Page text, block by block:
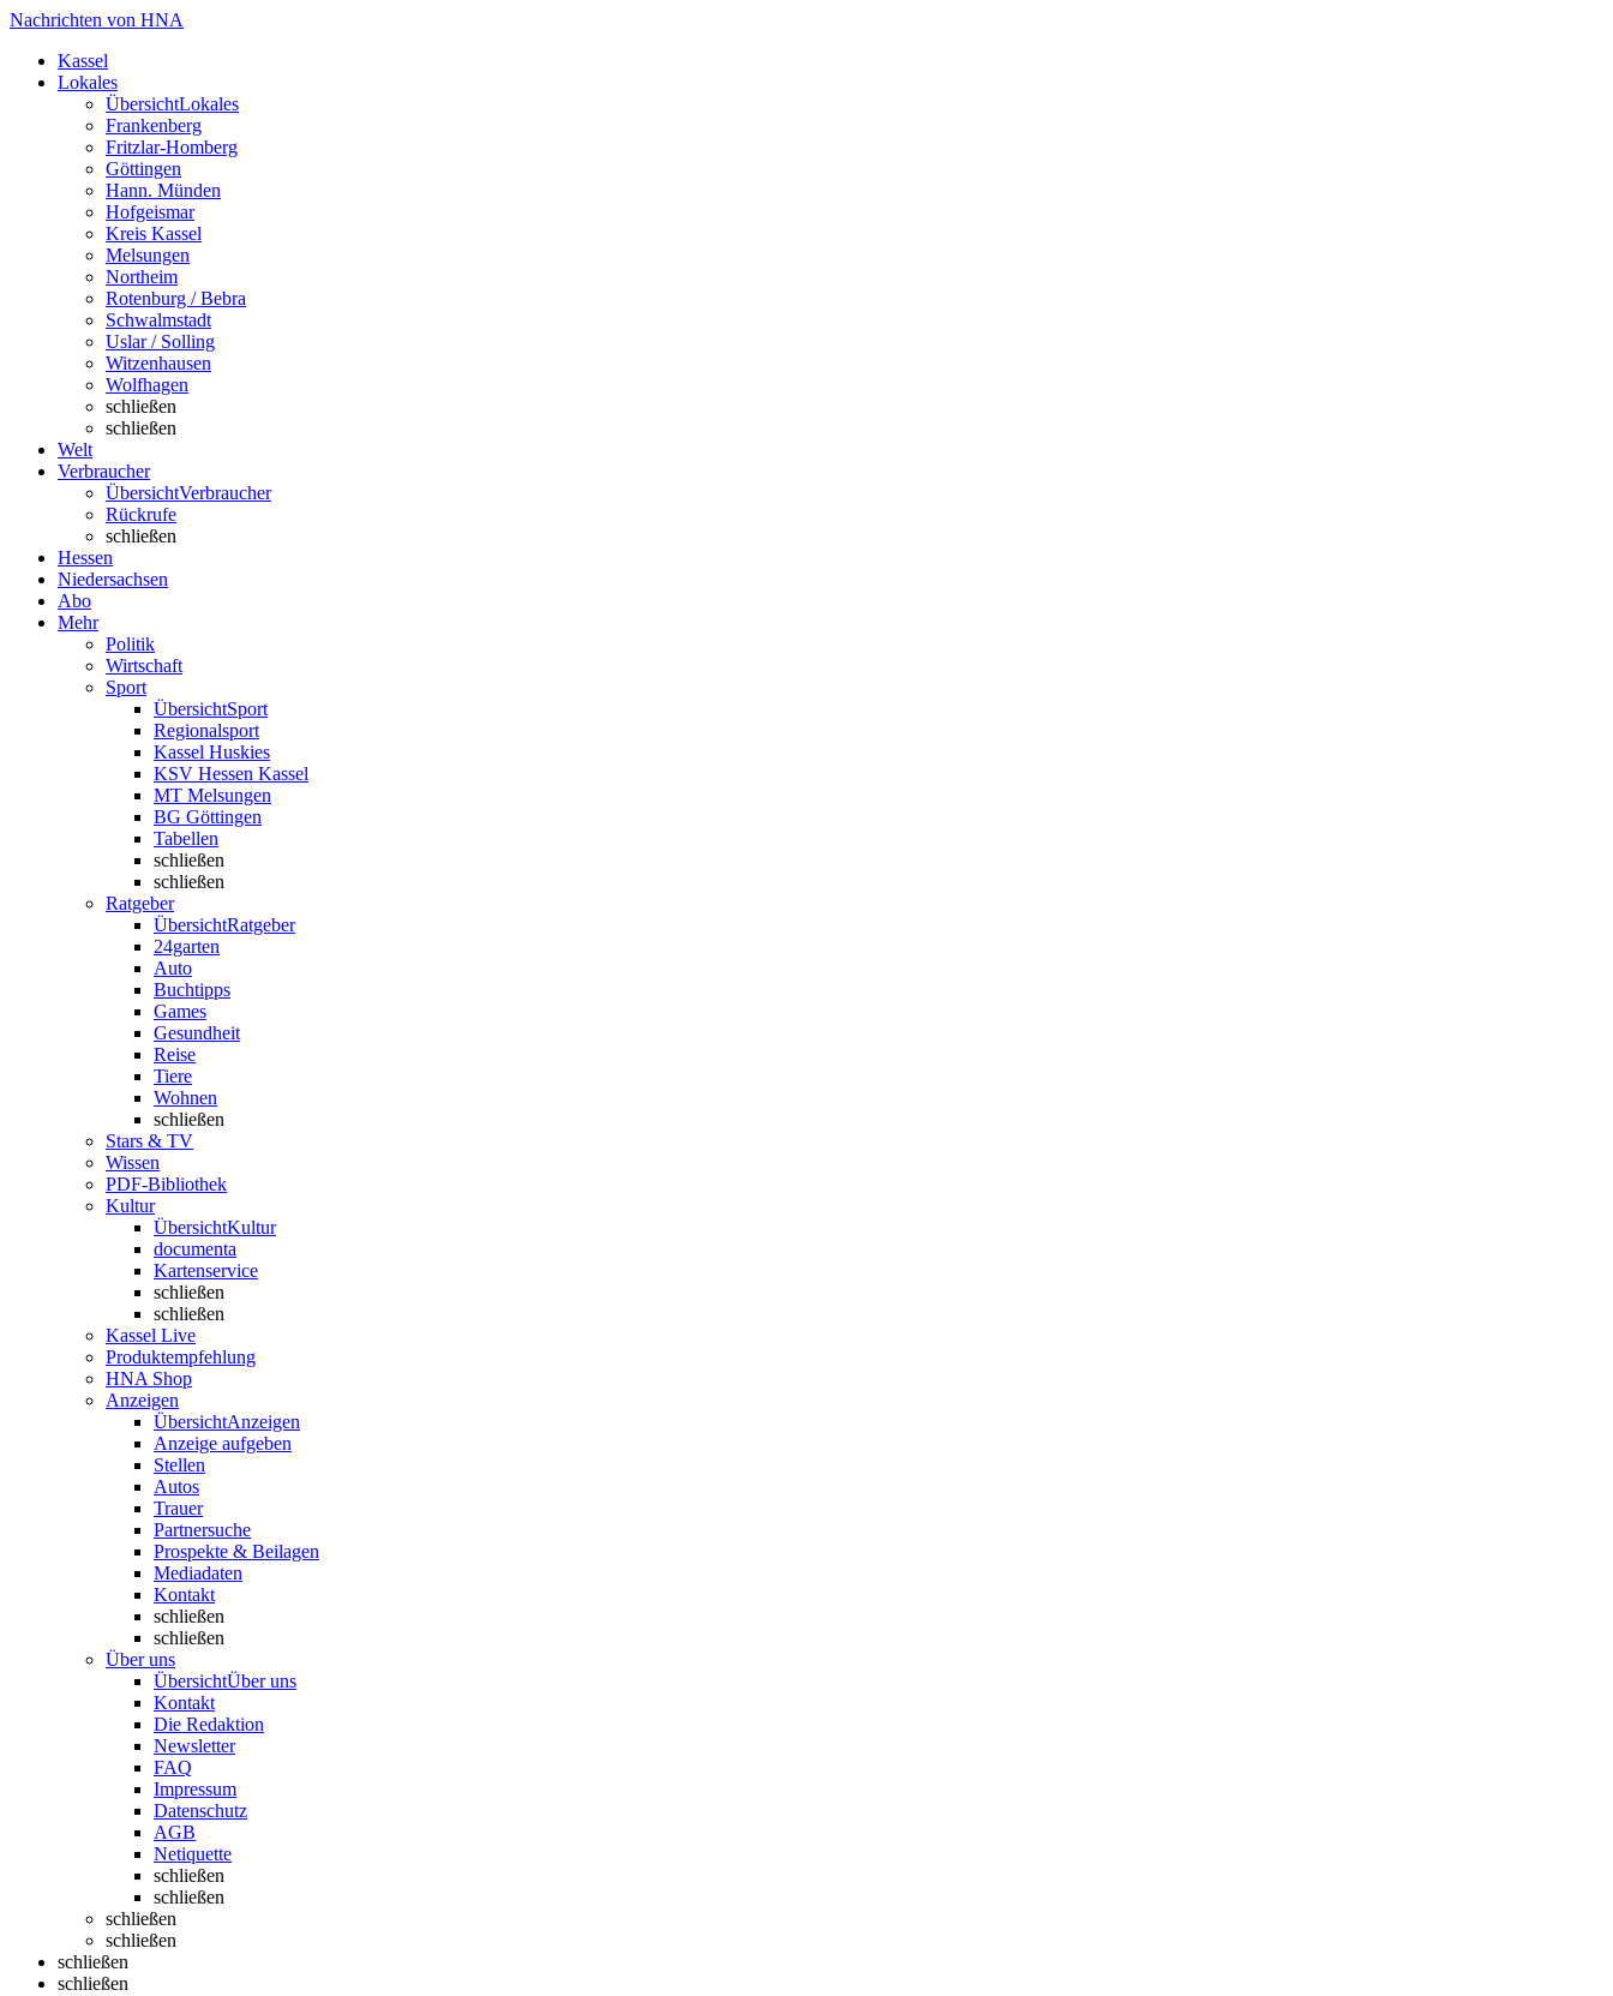
Nachrichten von HNA
Kassel
Lokales
ÜbersichtLokales
Frankenberg
Fritzlar-Homberg
Göttingen
Hann. Münden
Hofgeismar
Kreis Kassel
Melsungen
Northeim
Rotenburg / Bebra
Schwalmstadt
Uslar / Solling
Witzenhausen
Wolfhagen
schließen
schließen
Welt
Verbraucher
ÜbersichtVerbraucher
Rückrufe
schließen
Hessen
Niedersachsen
Abo
Mehr
Politik
Wirtschaft
Sport
ÜbersichtSport
Regionalsport
Kassel Huskies
KSV Hessen Kassel
MT Melsungen
BG Göttingen
Tabellen
schließen
schließen
Ratgeber
ÜbersichtRatgeber
24garten
Auto
Buchtipps
Games
Gesundheit
Reise
Tiere
Wohnen
schließen
Stars & TV
Wissen
PDF-Bibliothek
Kultur
ÜbersichtKultur
documenta
Kartenservice
schließen
schließen
Kassel Live
Produktempfehlung
HNA Shop
Anzeigen
ÜbersichtAnzeigen
Anzeige aufgeben
Stellen
Autos
Trauer
Partnersuche
Prospekte & Beilagen
Mediadaten
Kontakt
schließen
schließen
Über uns
ÜbersichtÜber uns
Kontakt
Die Redaktion
Newsletter
FAQ
Impressum
Datenschutz
AGB
Netiquette
schließen
schließen
schließen
schließen
schließen
schließen